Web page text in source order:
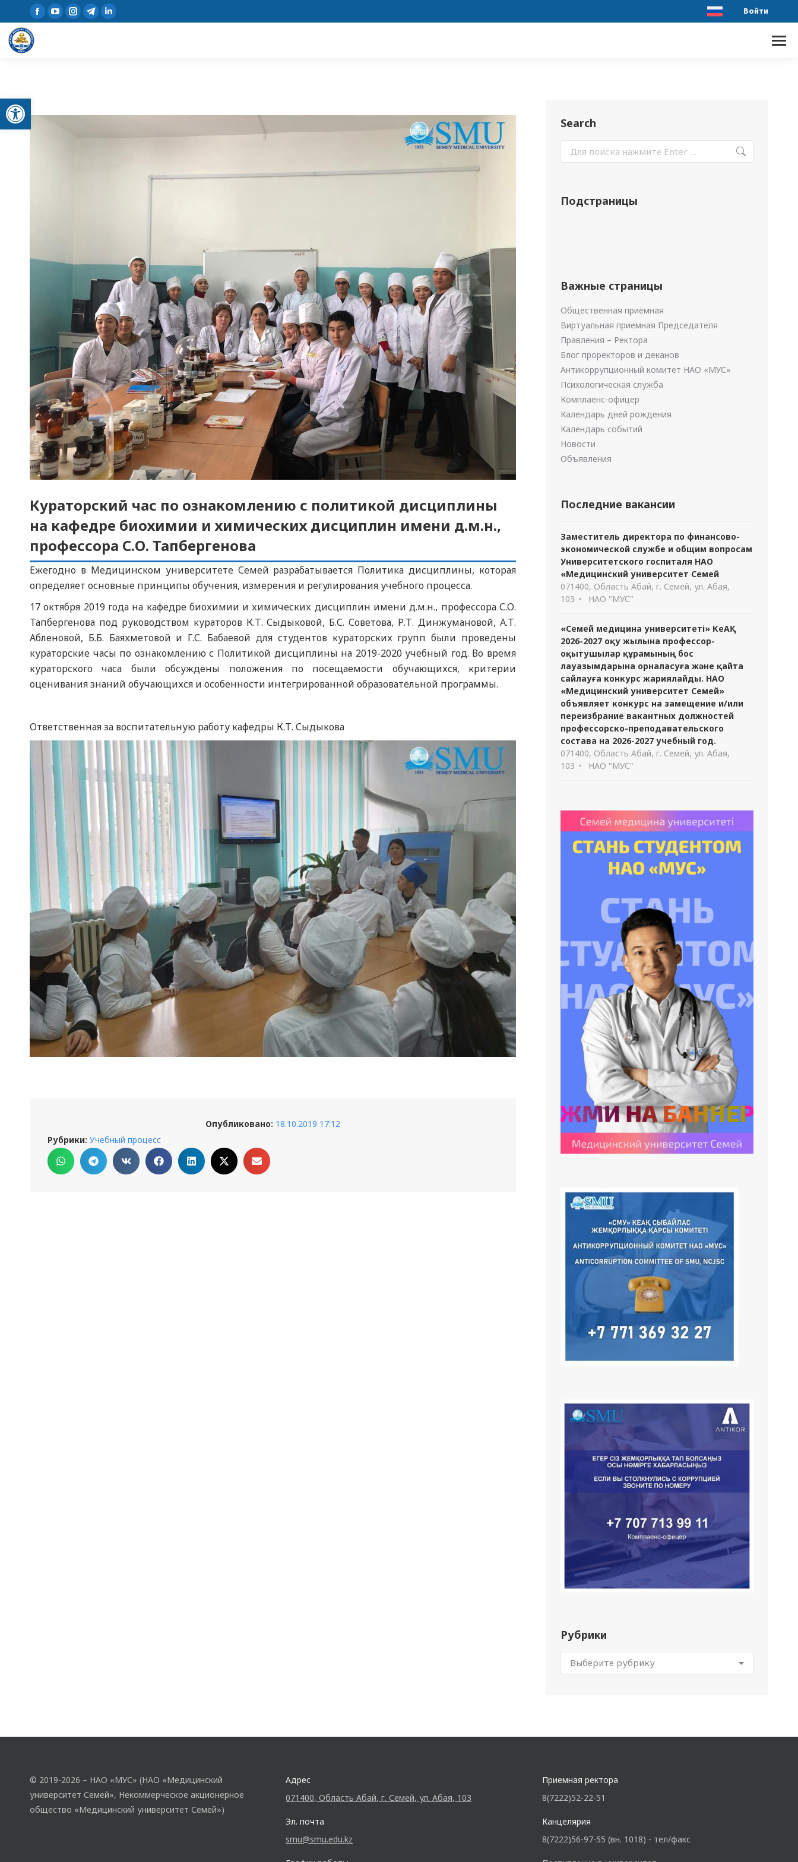
Открыть панель инструментов
Войти
Кураторский час по ознакомлению с политикой дисциплины
на кафедре биохимии и химических дисциплин имени д.м.н.,
профессора С.О. Тапбергенова
Ежегодно в Медицинском университете Семей разрабатывается Политика дисциплины, которая
определяет основные принципы обучения, измерения и регулирования учебного процесса.
17 октября 2019 года на кафедре биохимии и химических дисциплин имени д.м.н., профессора С.О.
Тапбергенова под руководством кураторов К.Т. Сыдыковой, Б.С. Советова, Р.Т. Динжумановой, А.Т.
Абленовой, Б.Б. Баяхметовой и Г.С. Бабаевой для студентов кураторских групп были проведены
кураторские часы по ознакомлению с Политикой дисциплины на 2019-2020 учебный год. Во время
кураторского часа были обсуждены положения по посещаемости обучающихся, критерии
оценивания знаний обучающихся и особенности интегрированной образовательной программы.
Ответственная за воспитательную работу кафедры К.Т. Сыдыкова
Опубликовано: 18.10.2019 17:12
Рубрики: Учебный процесс
Search
Подстраницы
Важные страницы
Общественная приёмная
Виртуальная приемная Председателя
Правления – Ректора
Блог проректоров и деканов
Антикоррупционный комитет НАО «МУС»
Психологическая служба
Комплаенс-офицер
Календарь дней рождения
Календарь событий
Новости
Объявления
Последние вакансии
Заместитель директора по финансово-
экономической службе и общим вопросам
Университетского госпиталя НАО
«Медицинский университет Семей
071400, Область Абай, г. Семей, ул. Абая,
103
НАО "МУС"
«Семей медицина университеті» КеАҚ
2026-2027 оқу жылына профессор-
оқытушылар құрамының бос
лауазымдарына орналасуға және қайта
сайлауға конкурс жариялайды. НАО
«Медицинский университет Семей»
объявляет конкурс на замещение и/или
переизбрание вакантных должностей
профессорско-преподавательского
состава на 2026-2027 учебный год.
071400, Область Абай, г. Семей, ул. Абая,
103
НАО "МУС"
Рубрики
© 2019-2026 – НАО «МУС» (НАО «Медицинский
университет Семей», Некоммерческое акционерное
общество «Медицинский университет Семей»)
Адрес
071400, Область Абай, г. Семей, ул. Абая, 103
Эл. почта
smu@smu.edu.kz
Приемная ректора
8(7222)52-22-51
Канцелярия
8(7222)56-97-55 (вн. 1018) - тел/факс